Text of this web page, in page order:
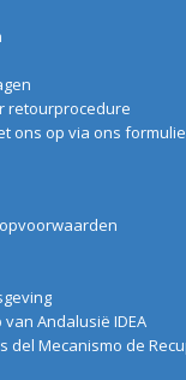
retourprocedure
ons op via ons
Andalusië IDEA
del Mecanismo de